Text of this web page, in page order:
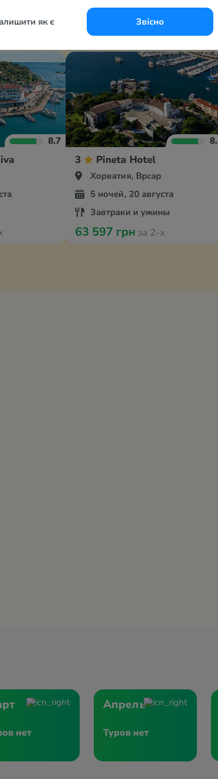
як є Звісно
8.7
3 Pineta Hotel
Хорватия, Врсар
5 ночей, 20 августа
Завтраки и ужины
63 597 грн за 2-х
нет
Апрель
Туров нет